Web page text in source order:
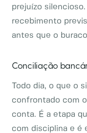
prejuízo
recebimento
antes que o
Conciliação
Todo dia, o que o
confrontado com
conta. É a etapa
com disciplina e é